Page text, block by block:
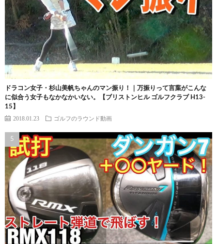
ドラコン女子・杉山美帆ちゃんのマン振り！｜万振りって言葉がこんな
に似合う女子もなかなかいない。【ブリストンヒル ゴルフクラブ H13-
15】
2018.01.23 ゴルフのラウンド動画